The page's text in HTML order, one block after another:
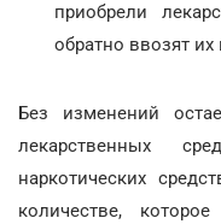
приобрели
обратно ввозят их
Без изменений
лекарственных
наркотических
количестве,